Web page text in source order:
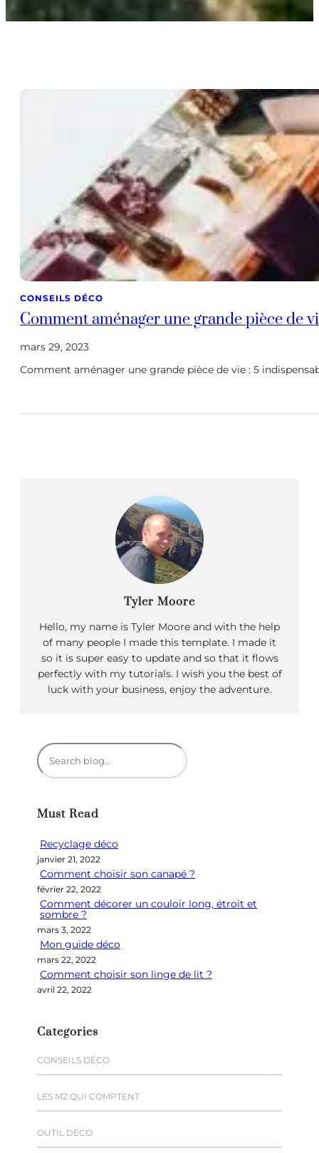
CONSEILS DÉCO
Comment aménager une grande pièce de
mars 29, 2023
Comment aménager une grande pièce de vie : 5
Tyler Moore
Hello, my name is Tyler Moore and with the help
of many people I made this template. I made it
so it is super easy to update and so that it flows
perfectly with my tutorials. I wish you the best of
luck with your business, enjoy the adventure.
R
e
e
c
h
e
Must Read
Recyclage déco
janvier 21, 2022
Comment choisir son canapé ?
février 22, 2022
Comment décorer un couloir long, étroit et
sombre ?
mars 3, 2022
Mon guide déco
mars 22, 2022
Comment choisir son linge de lit ?
avril 22, 2022
Categories
CONSEILS DÉCO
LES M2 QUI COMPTENT
OUTIL DÉCO